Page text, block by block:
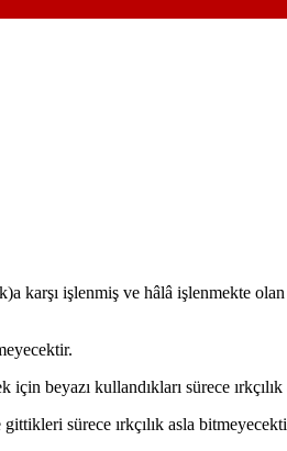
karşı işlenmiş ve hâlâ işlenmekte
beyazı kullandıkları sürece
sürece ırkçılık asla